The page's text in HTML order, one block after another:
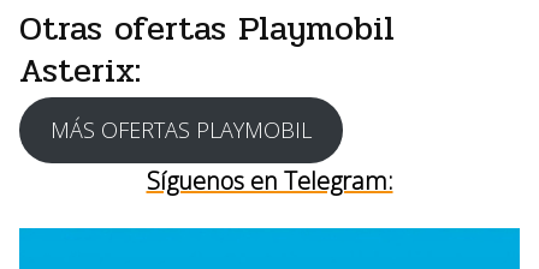
Otras ofertas Playmobil
Asterix:
MÁS OFERTAS PLAYMOBIL
Síguenos en Telegram: